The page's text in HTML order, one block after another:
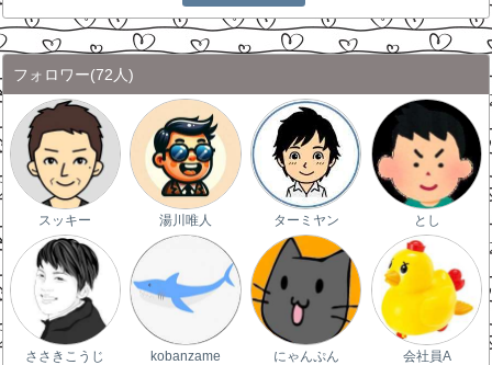
フォロワー(72人)
スッキー 湯川唯人 ターミヤン とし
ささきこうじ kobanzame にゃんぷん 会社員A